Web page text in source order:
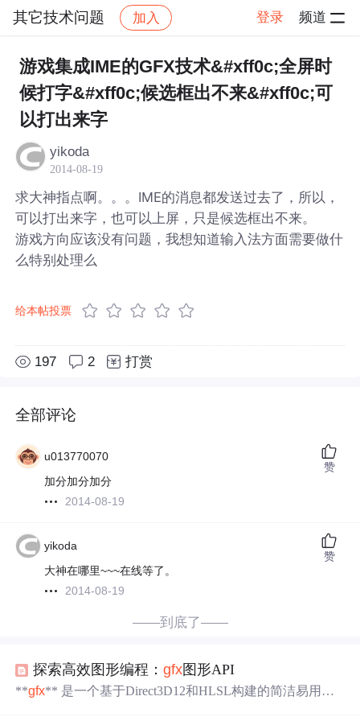
其它技术问题 加入 登录 频道
社区 其它技术问题 帖子详情
游戏集成IME的GFX技术&#xff0c;全屏时
候打字&#xff0c;候选框出不来&#xff0c;可
以打出来字
yikoda
2014-08-19
求大神指点啊。。。IME的消息都发送过去了，所以，
可以打出来字，也可以上屏，只是候选框出不来。
游戏方向应该没有问题，我想知道输入法方面需要做什
么特别处理么
给本帖投票
197 2 打赏
全部评论
u013770070
加分加分加分
2014-08-19
赞
yikoda
大神在哪里~~~在线等了。
2014-08-19
赞
——到底了——
探索高效图形编程：gfx图形API
**gfx** 是一个基于Direct3D12和HLSL构建的简洁易用的